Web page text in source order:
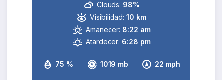
75 % 1019 mb 22 mph
Clouds: 98%
Visibilidad: 10 km
Amanecer: 8:22 am
Atardecer: 6:28 pm